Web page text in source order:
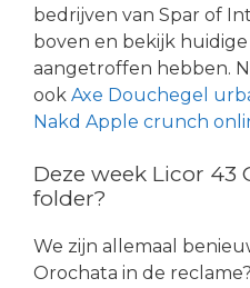
bedrijven van Spar of
boven en bekijk
aangetroffen hebben.
ook Axe Douchegel
Nakd Apple crunch
Deze week Licor 43
folder?
We zijn allemaal
Orochata in de